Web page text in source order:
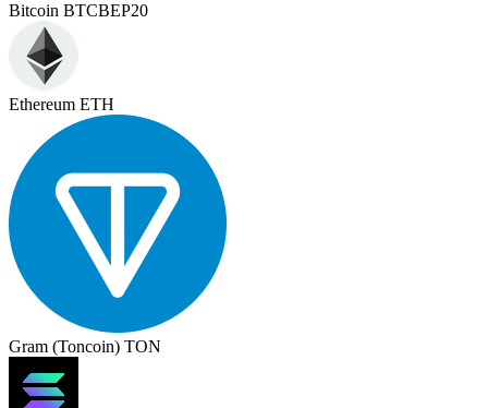
Bitcoin BTCBEP20
Ethereum ETH
Gram (Toncoin) TON